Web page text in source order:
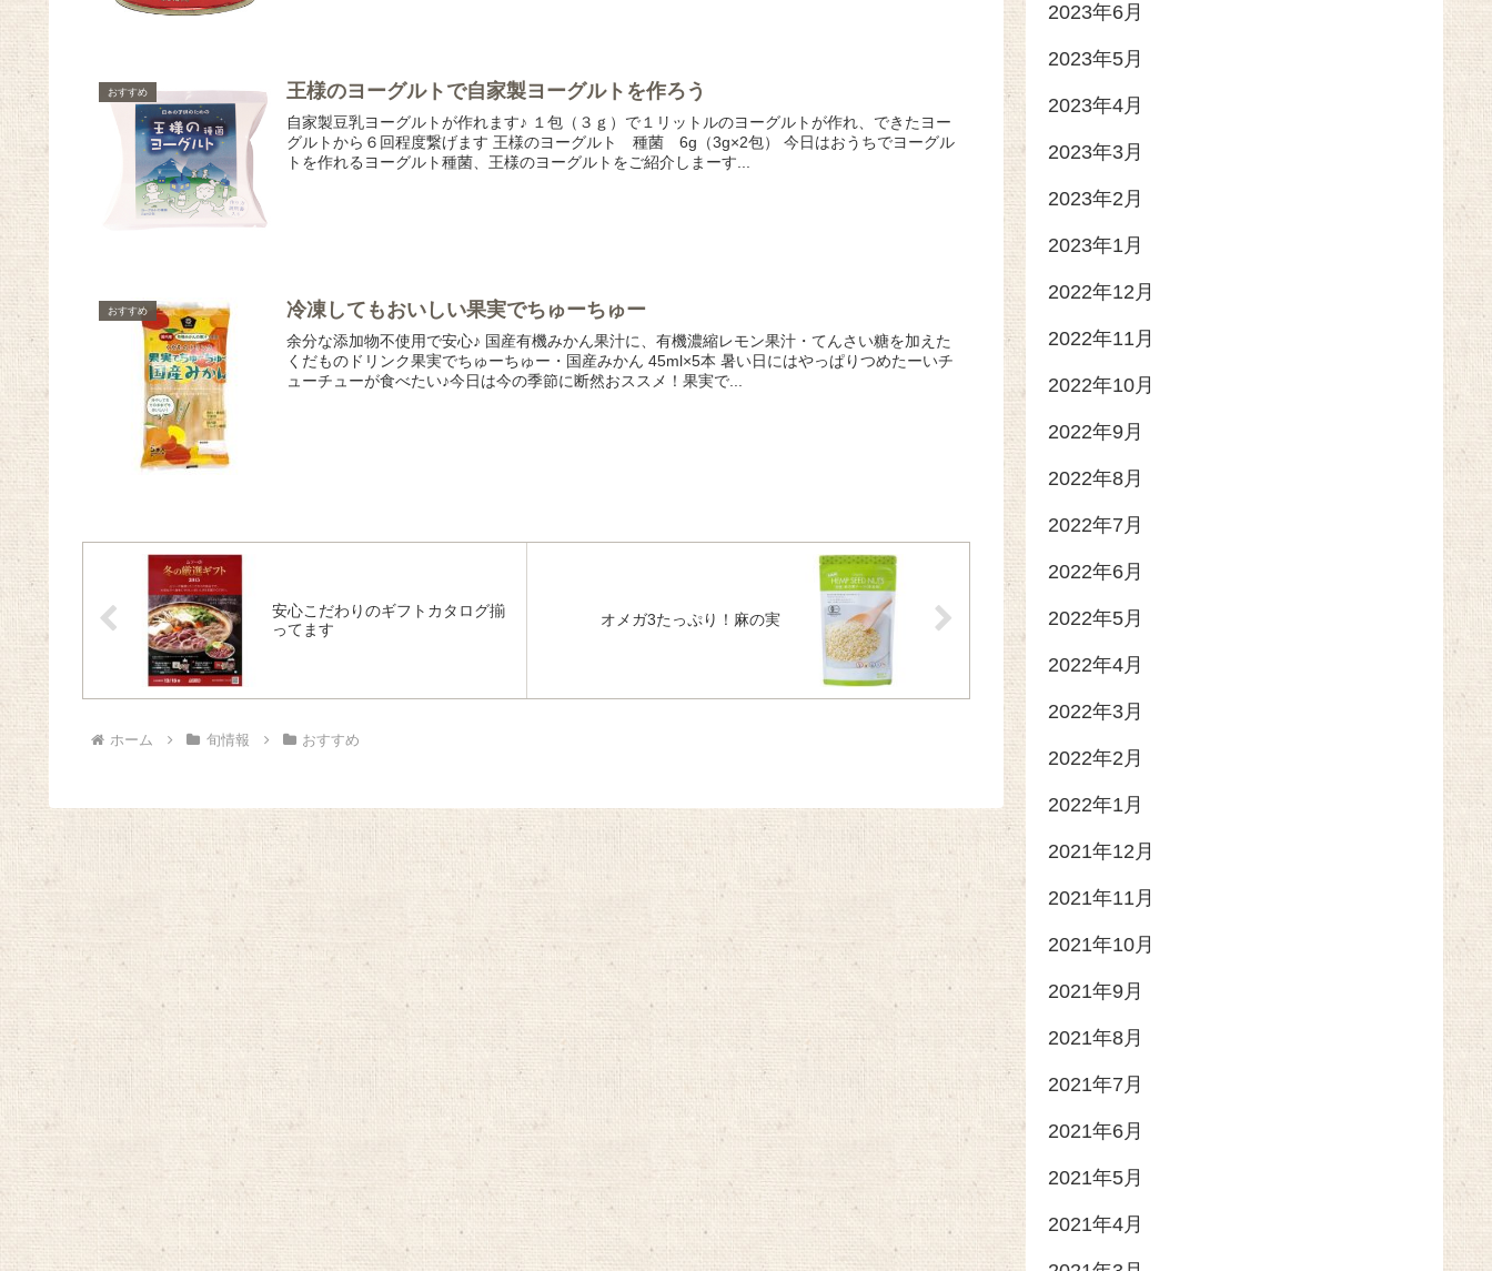
おすすめ 王様のヨーグルトで自家製ヨーグルトを作ろう
自家製豆乳ヨーグルトが作れます♪ １包（３ｇ）で１リットルのヨーグルトが作れ、できたヨー
グルトから６回程度繋げます 王様のヨーグルト 種菌 6g（3g×2包） 今日はおうちでヨーグル
トを作れるヨーグルト種菌、王様のヨーグルトをご紹介しまーす...
おすすめ 冷凍してもおいしい果実でちゅーちゅー
余分な添加物不使用で安心♪ 国産有機みかん果汁に、有機濃縮レモン果汁・てんさい糖を加えた
くだものドリンク果実でちゅーちゅー・国産みかん 45ml×5本 暑い日にはやっぱりつめたーいチ
ューチューが食べたい♪今日は今の季節に断然おススメ！果実で...
安心こだわりのギフトカタログ揃
ってます
オメガ3たっぷり！麻の実
ホーム 旬情報 おすすめ
2023年6月
2023年5月
2023年4月
2023年3月
2023年2月
2023年1月
2022年12月
2022年11月
2022年10月
2022年9月
2022年8月
2022年7月
2022年6月
2022年5月
2022年4月
2022年3月
2022年2月
2022年1月
2021年12月
2021年11月
2021年10月
2021年9月
2021年8月
2021年7月
2021年6月
2021年5月
2021年4月